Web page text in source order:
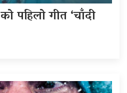
को पहिलो गीत ‘चाँदी